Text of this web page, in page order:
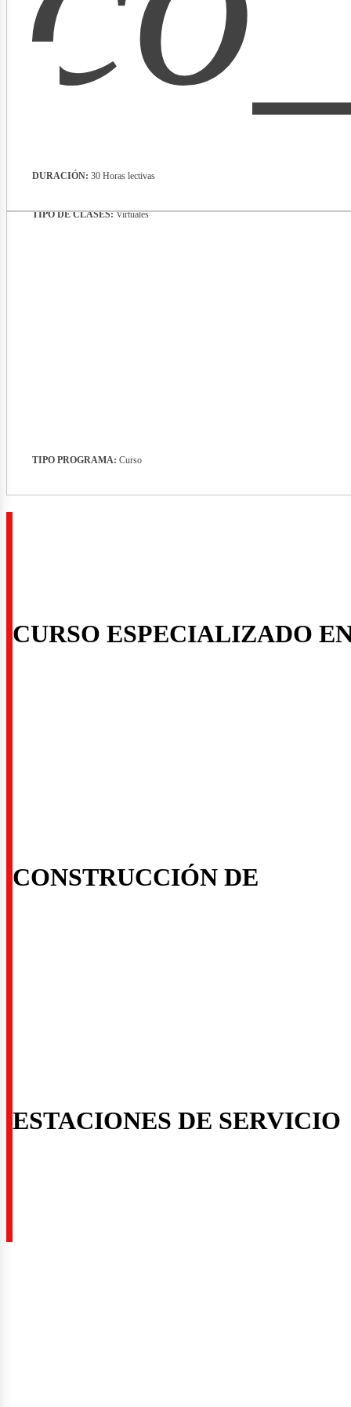
TIPO DE CLASES:Virtuales
DURACIÓN: 30 Horas lectivas
TIPO PROGRAMA: Curso
CURSO ESPECIALIZADO
CONSTRUCCIÓN DE
ESTACIONES DE SERVICIO